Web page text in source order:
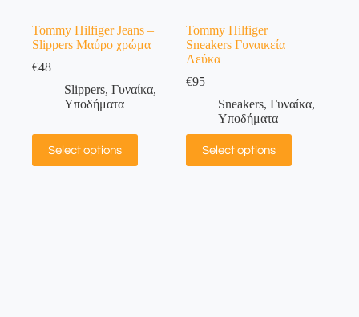
Tommy Hilfiger Jeans –
Slippers Μαύρο χρώμα
€48
Slippers, Γυναίκα,
Υποδήματα
Select options
Tommy Hilfiger
Sneakers Γυναικεία
Λεύκα
€95
Sneakers,Γυναίκα,
Υποδήματα
Select options